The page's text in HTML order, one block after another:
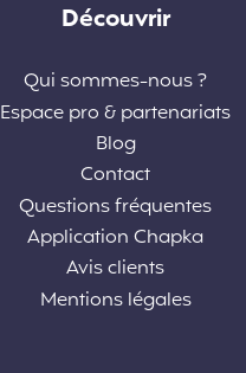
Découvrir
Qui sommes-nous ?
Espace pro & partenariats
Blog
Contact
Questions fréquentes
Application Chapka
Avis clients
Mentions légales